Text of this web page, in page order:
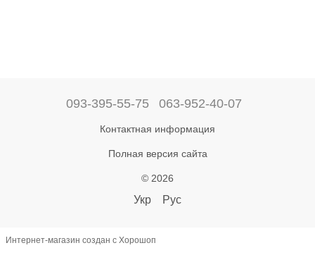
093-395-55-75 063-952-40-07
Контактная информация
Полная версия сайта
© 2026
Укр Рус
Интернет-магазин создан с Хорошоп